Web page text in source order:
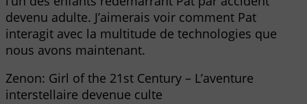
devenu adulte. J’aimerais voir comment Pat
interagit avec la multitude de technologies que
nous avons maintenant.
Zenon: Girl of the 21st Century – L’aventure
interstellaire devenue culte